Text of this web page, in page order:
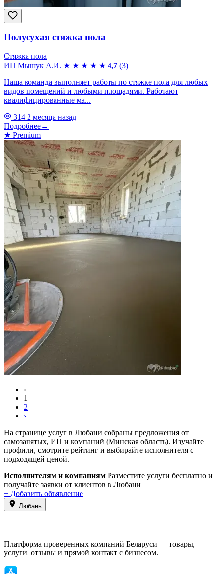
Полусухая стяжка пола
Стяжка пола
ИП Мышук А.И. ★ ★ ★ ★ ★ 4,7 (3)
Наша команда выполняет работы по стяжке пола для любых
видов помещений и любыми площадями. Работают
квалифицированные ма...
314 2 месяца назад
Подробнее→
★ Premium
‹
1
2
›
На странице услуг в Любани собраны предложения от
самозанятых, ИП и компаний (Минская область). Изучайте
профили, смотрите рейтинг и выбирайте исполнителя с
подходящей ценой.
Исполнителям и компаниям Разместите услуги бесплатно и
получайте заявки от клиентов в Любани
+ Добавить объявление
Любань
Платформа проверенных компаний Беларуси — товары,
услуги, отзывы и прямой контакт с бизнесом.